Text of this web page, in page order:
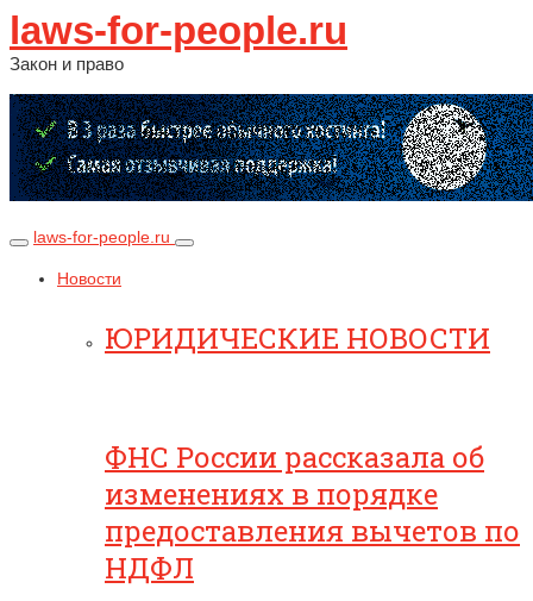
laws-for-people.ru
Закон и право
laws-for-people.ru
Новости
ЮРИДИЧЕСКИЕ НОВОСТИ
ФНС России рассказала об
изменениях в порядке
предоставления вычетов по
НДФЛ